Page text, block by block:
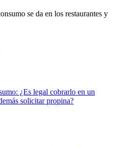
se da en los restaurantes y